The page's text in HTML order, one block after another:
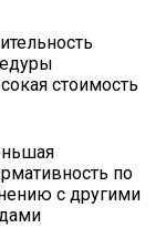
стоимость
по
с другими